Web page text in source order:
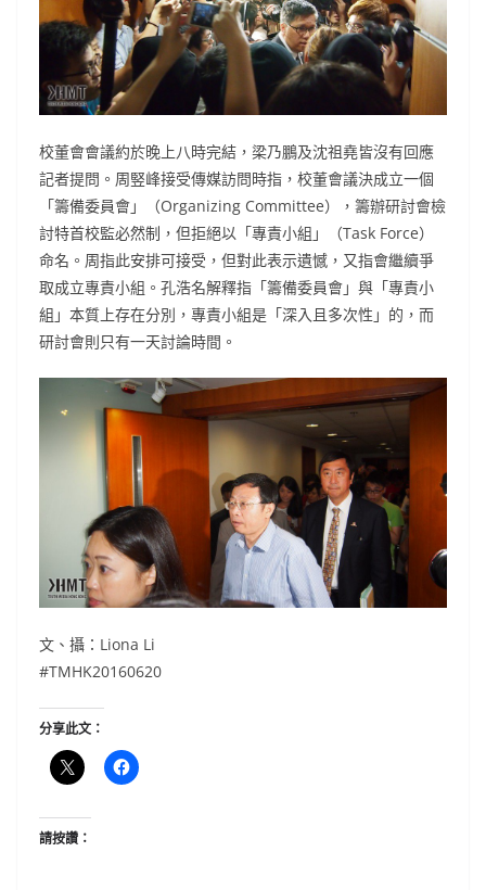
校董會會議約於晚上八時完結，梁乃鵬及沈祖堯皆沒有回應
記者提問。周竪峰接受傳媒訪問時指，校董會議決成立一個
「籌備委員會」（Organizing Committee），籌辦研討會檢
討特首校監必然制，但拒絕以「專責小組」（Task Force）
命名。周指此安排可接受，但對此表示遺憾，又指會繼續爭
取成立專責小組。孔浩名解釋指「籌備委員會」與「專責小
組」本質上存在分別，專責小組是「深入且多次性」的，而
研討會則只有一天討論時間。
文、攝：Liona Li
#TMHK20160620
分享此文：
請按讚：